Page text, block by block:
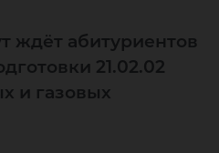
ждёт абитуриентов
21.02.02
и газовых